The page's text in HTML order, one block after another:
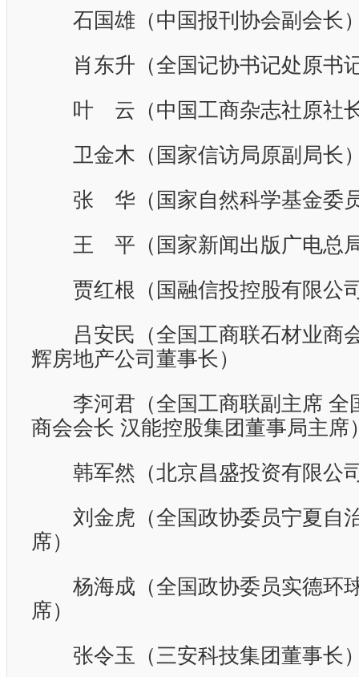
石国雄（中国报刊协会副会长
肖东升（全国记协书记处原书
叶 云（中国工商杂志社原社
卫金木（国家信访局原副局长
张 华（国家自然科学基金委
王 平（国家新闻出版广电总局
贾红根（国融信投控股有限公
吕安民（全国工商联石材业商
辉房地产公司董事长）
李河君（全国工商联副主席 全
商会会长 汉能控股集团董事局主席
韩军然（北京昌盛投资有限公
刘金虎（全国政协委员宁夏自
席）
杨海成（全国政协委员实德环
席）
张令玉（三安科技集团董事长